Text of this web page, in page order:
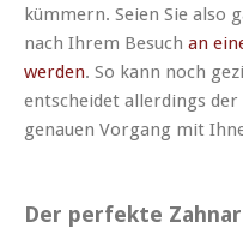
kümmern. Seien Sie also
nach Ihrem Besuch an
werden. So kann noch
entscheidet allerdings
genauen Vorgang mit
Der perfekte